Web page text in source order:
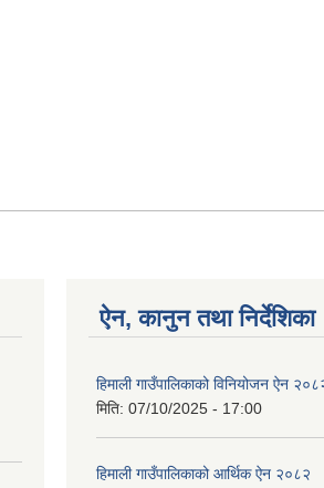
ऐन, कानुन तथा निर्देशिका
हिमाली गाउँपालिकाको विनियोजन ऐन
मिति: 07/10/2025 - 17:00
हिमाली गाउँपालिकाको आर्थिक ऐन २०८२